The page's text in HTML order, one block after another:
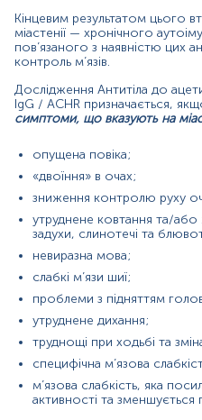
передачі антитіл до
матері до ненародженої
Матеріал
сироватка крові
Зміст:
Маркер
Показання до призначення
Загальна характеристика
Інтерферуючі чинники
Інтерпретація
Синоніми
Антитіла при міастенії гравіс
Кінцевим результатом цього
міастенії — хронічного
пов’язаного з наявністю цих
контроль м’язів.
Дослідження Антитіла до
IgG / ACHR призначається,
симптоми, що вказують на
опущена повіка;
«двоїння» в очах;
зниження контролю руху
утруднене ковтання та/
задухи, слинотечі та
невиразна мова;
слабкі м’язи шиї;
проблеми з підняттям
утруднене дихання;
труднощі при ходьбі та
специфічна м’язова
м’язова слабкість, яка
активності та зменшується